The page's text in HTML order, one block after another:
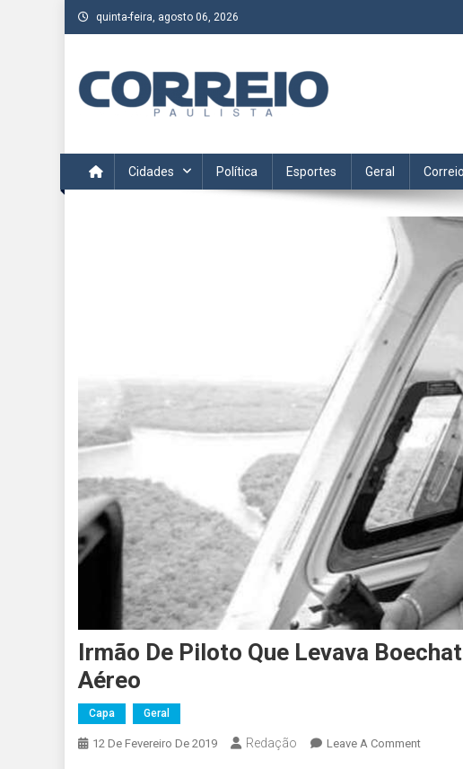
Skip
to
quinta-feira, agosto 06, 2026
Acompanhe as últimas notícias da região no Correio Paulista.
Cidades Política Esportes Geral
Irmão De Piloto Que Levava
Aéreo
Capa Geral
12 De Fevereiro De 2019 Redação Leave A CommentOn